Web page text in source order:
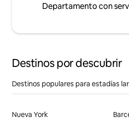
Departamento con
Destinos por descubrir
Destinos populares para estadías
Nueva York